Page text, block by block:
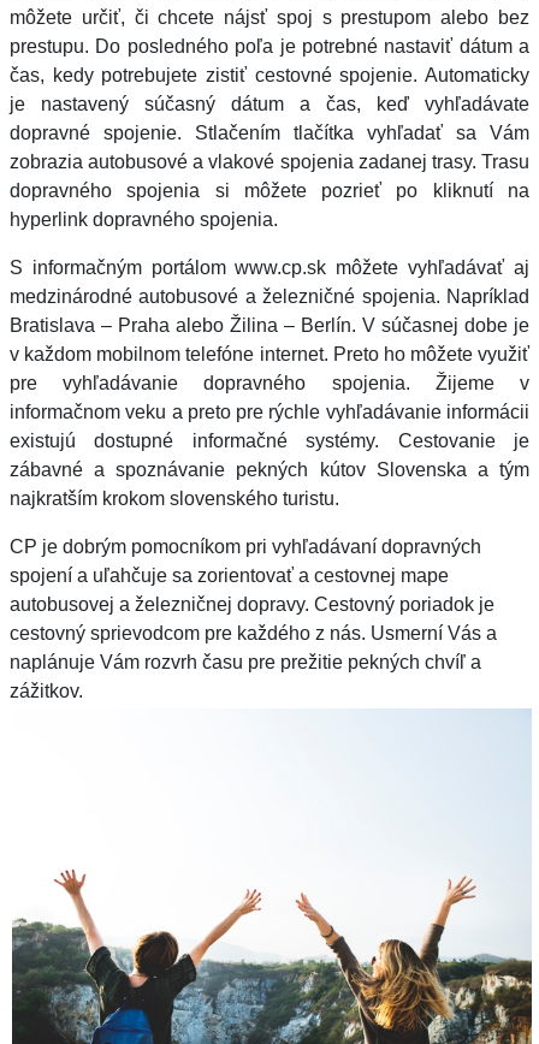
môžete určiť, či chcete nájsť spoj s prestupom alebo bez
prestupu. Do posledného poľa je potrebné nastaviť dátum a
čas, kedy potrebujete zistiť cestovné spojenie. Automaticky
je nastavený súčasný dátum a čas, keď vyhľadávate
dopravné spojenie. Stlačením tlačítka vyhľadať sa Vám
zobrazia autobusové a vlakové spojenia zadanej trasy. Trasu
dopravného spojenia si môžete pozrieť po kliknutí na
hyperlink dopravného spojenia.
S informačným portálom www.cp.sk môžete vyhľadávať aj
medzinárodné autobusové a železničné spojenia. Napríklad
Bratislava – Praha alebo Žilina – Berlín. V súčasnej dobe je
v každom mobilnom telefóne internet. Preto ho môžete využiť
pre vyhľadávanie dopravného spojenia. Žijeme v
informačnom veku a preto pre rýchle vyhľadávanie informácii
existujú dostupné informačné systémy. Cestovanie je
zábavné a spoznávanie pekných kútov Slovenska a tým
najkratším krokom slovenského turistu.
CP je dobrým pomocníkom pri vyhľadávaní dopravných
spojení a uľahčuje sa zorientovať a cestovnej mape
autobusovej a železničnej dopravy. Cestovný poriadok je
cestovný sprievodcom pre každého z nás. Usmerní Vás a
naplánuje Vám rozvrh času pre prežitie pekných chvíľ a
zážitkov.